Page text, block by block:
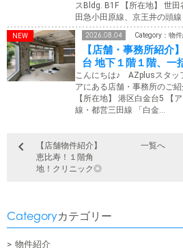
スBldg. B1F 【所在地】 世
田急小田原線、京王井の頭
2026.08.04 Category：物
【店舗・事務所紹介
台 地下１階１階、一
こんにちは♪ AZplusスタッ
アにある店舗・事務所のご
【所在地】 港区白金台5 【
線・都営三田線 「白金…
【店舗物件紹介】
恵比寿！１階角
地！クリニック◎
一覧へ
Categoryカテゴリー
物件紹介